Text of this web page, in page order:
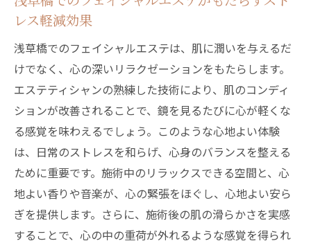
レス軽減効果
浅草橋でのフェイシャルエステは、肌に潤いを与えるだ
けでなく、心の深いリラクゼーションをもたらします。
エステティシャンの熟練した技術により、肌のコンディ
ションが改善されることで、鏡を見るたびに心が軽くな
る感覚を味わえるでしょう。このような心地よい体験
は、日常のストレスを和らげ、心身のバランスを整える
ために重要です。施術中のリラックスできる空間と、心
地よい香りや音楽が、心の緊張をほぐし、心地よい安ら
ぎを提供します。さらに、施術後の肌の滑らかさを実感
することで、心の中の重荷が外れるような感覚を得られ